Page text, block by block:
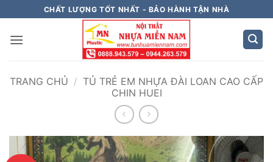
qua
nội
CHẤT LƯỢNG TỐT NHẤT - BẢO HÀNH TẬN NHÀ
TRANG CHỦ / TỦ TRẺ EM NHỰA ĐÀI LOAN CAO CẤP
CHIN HUEI